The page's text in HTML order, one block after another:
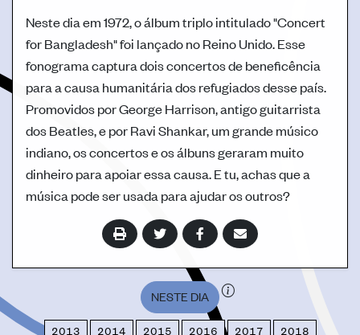
Neste dia em 1972, o álbum triplo intitulado "Concert
for Bangladesh" foi lançado no Reino Unido. Esse
fonograma captura dois concertos de beneficência
para a causa humanitária dos refugiados desse país.
Promovidos por George Harrison, antigo guitarrista
dos Beatles, e por Ravi Shankar, um grande músico
indiano, os concertos e os álbuns geraram muito
dinheiro para apoiar essa causa. E tu, achas que a
música pode ser usada para ajudar os outros?
NESTE DIA
2013 2014 2015 2016 2017 2018